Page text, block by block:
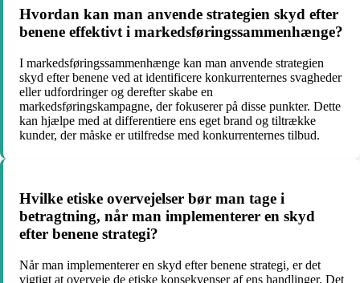
Hvordan kan man anvende strategien skyd efter
benene effektivt i markedsføringssammenhænge?
I markedsføringssammenhænge kan man anvende strategien
skyd efter benene ved at identificere konkurrenternes svagheder
eller udfordringer og derefter skabe en
markedsføringskampagne, der fokuserer på disse punkter. Dette
kan hjælpe med at differentiere ens eget brand og tiltrække
kunder, der måske er utilfredse med konkurrenternes tilbud.
Hvilke etiske overvejelser bør man tage i
betragtning, når man implementerer en skyd
efter benene strategi?
Når man implementerer en skyd efter benene strategi, er det
vigtigt at overveje de etiske konsekvenser af ens handlinger. Det